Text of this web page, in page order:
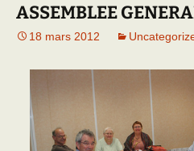
ASSEMBLEE
18 mars 2012